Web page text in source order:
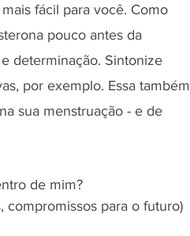
fácil para você. Como
pouco antes da
determinação. Sintonize
por exemplo. Essa também
sua menstruação - e de
de mim?
compromissos para o futuro)